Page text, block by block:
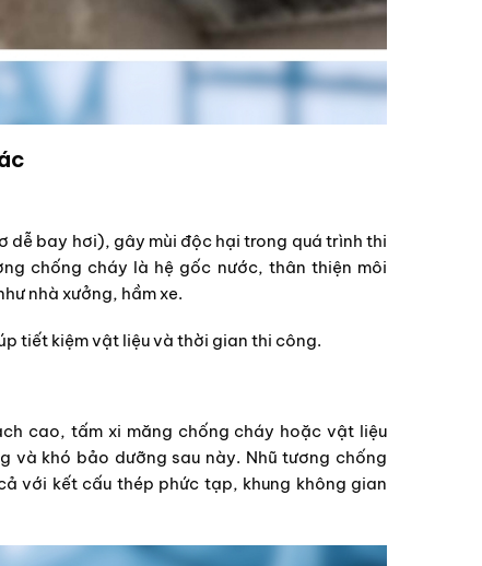
dễ bay hơi), gây mùi độc hại trong quá trình thi
chống cháy là hệ gốc nước, thân thiện môi
nhà xưởng, hầm xe.
tiết kiệm vật liệu và thời gian thi công.
cao, tấm xi măng chống cháy hoặc vật liệu
và khó bảo dưỡng sau này. Nhũ tương chống
với kết cấu thép phức tạp, khung không gian